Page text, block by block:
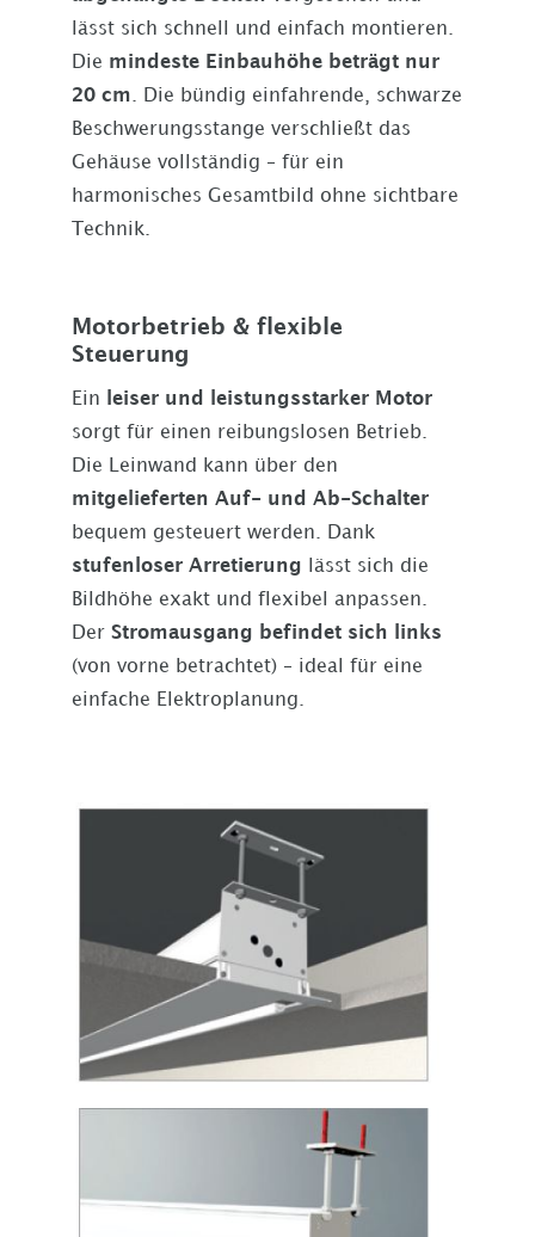
lässt sich schnell und einfach montieren.
Die mindeste Einbauhöhe beträgt nur
20 cm . Die bündig einfahrende, schwarze
Beschwerungsstange verschließt das
Gehäuse vollständig – für ein
harmonisches Gesamtbild ohne sichtbare
Technik.
Motorbetrieb & flexible
Steuerung
Ein
leiser und leistungsstarker Motor
sorgt für einen reibungslosen Betrieb.
Die Leinwand kann über den
mitgelieferten Auf- und Ab-Schalter
bequem gesteuert werden. Dank
stufenloser Arretierung lässt sich die
Bildhöhe exakt und flexibel anpassen.
Der Stromausgang befindet sich links
(von vorne betrachtet) – ideal für eine
einfache Elektroplanung.